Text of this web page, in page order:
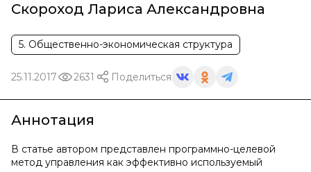
Скороход Лариса Александровна
5. Общественно-экономическая структура
25.11.2017 2631 Поделиться
Аннотация
В статье автором представлен программно-целевой
метод управления как эффективно используемый